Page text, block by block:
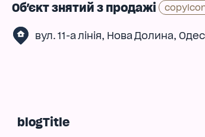
Об'єкт знятий з продажі
вул. 11-а лінія, Нова Долина,
blogTitle